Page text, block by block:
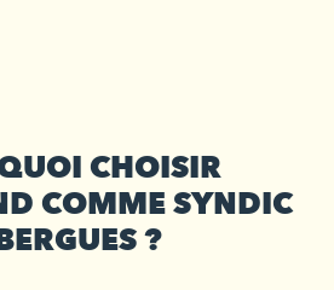
CHOISIR
COMME SYNDIC
?